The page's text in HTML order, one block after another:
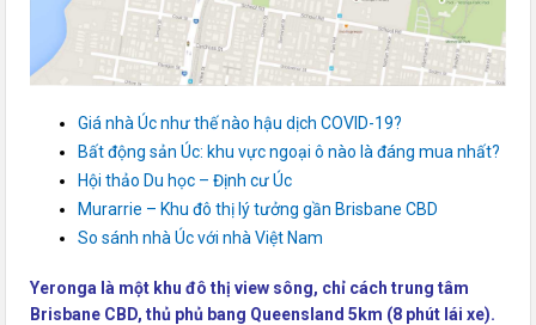
Giá nhà Úc như thế nào hậu dịch COVID-19?
Bất động sản Úc: khu vực ngoại ô nào là đáng mua nhất?
Hội thảo Du học – Định cư Úc
Murarrie – Khu đô thị lý tưởng gần Brisbane CBD
So sánh nhà Úc với nhà Việt Nam
Yeronga là một khu đô thị view sông, chỉ cách trung tâm
Brisbane CBD, thủ phủ bang Queensland 5km (8 phút lái xe).